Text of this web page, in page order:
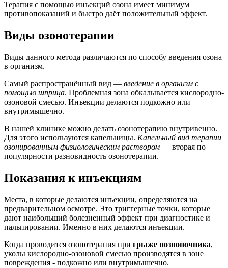
Терапия с помощью инъекций озона имеет минимум
противопоказаний и быстро даёт положительный эффект.
Виды озонотерапии
Виды данного метода различаются по способу введения озона
в организм.
Самый распространённый вид — введение в организм с
помощью шприца. Проблемная зона обкалывается кислородно-
озоновой смесью. Инъекции делаются подкожно или
внутримышечно.
В нашей клинике можно делать озонотерапию внутривенно.
Для этого используются капельницы. Капельный вид терапии
озонированным физиологическим раствором — вторая по
популярности разновидность озонотерапии.
Показания к инъекциям
Места, в которые делаются инъекции, определяются на
предварительном осмотре. Это триггерные точки, которые
дают наибольший болезненный эффект при диагностике и
пальпировании. Именно в них делаются инъекции.
Когда проводится озонотерапия при грыже позвоночника,
уколы кислородно-озоновой смесью производятся в зоне
повреждения - подкожно или внутримышечно.